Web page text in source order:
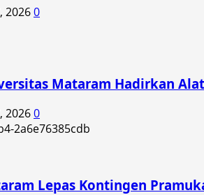
20260
Mataram Hadirkan
20260
Lepas Kontingen